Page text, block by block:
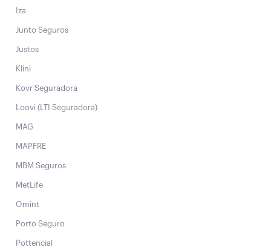
Iza
Junto Seguros
Justos
Klini
Kovr Seguradora
Loovi (LTI Seguradora)
MAG
MAPFRE
MBM Seguros
MetLife
Omint
Porto Seguro
Pottencial